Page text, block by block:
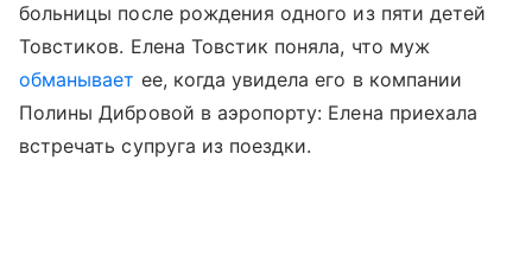
больницы после рождения одного из пяти детей
Товстиков. Елена Товстик поняла, что муж
обманывает ее, когда увидела его в компании
Полины Дибровой в аэропорту: Елена приехала
встречать супруга из поездки.